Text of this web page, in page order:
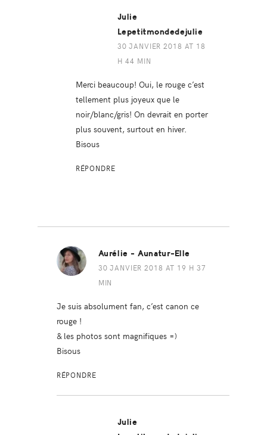
Julie
Lepetitmondedejulie
30 JANVIER 2018 AT 18
H 44 MIN
Merci beaucoup! Oui, le rouge c’est
tellement plus joyeux que le
noir/blanc/gris! On devrait en porter
plus souvent, surtout en hiver.
Bisous
RÉPONDRE
Aurélie - Aunatur-Elle
30 JANVIER 2018 AT 19 H 37
MIN
Je suis absolument fan, c’est canon ce
rouge !
& les photos sont magnifiques =)
Bisous
RÉPONDRE
Julie